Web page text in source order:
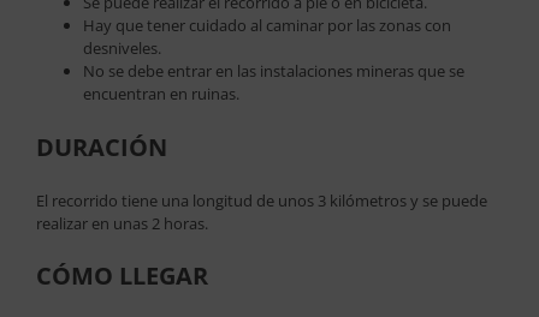
Hay que tener cuidado al caminar por las zonas con
desniveles.
No se debe entrar en las instalaciones mineras que se
encuentran en ruinas.
DURACIÓN
El recorrido tiene una longitud de unos 3 kilómetros y se puede
realizar en unas 2 horas.
CÓMO LLEGAR